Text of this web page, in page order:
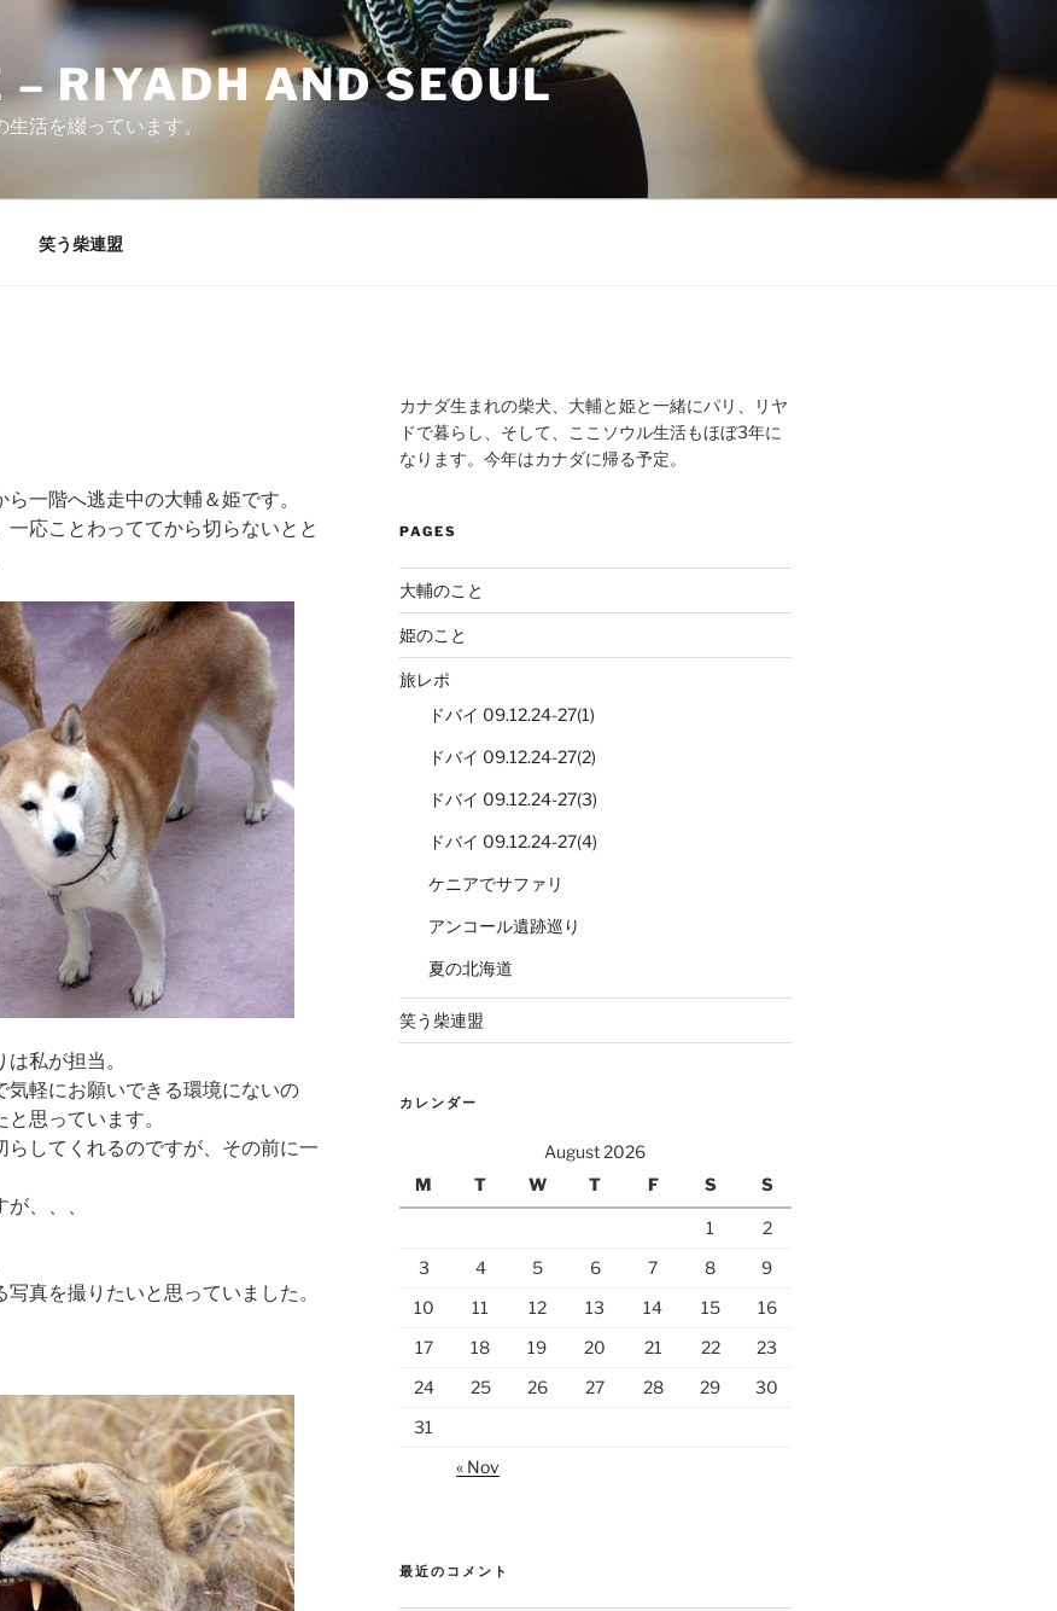
RIYADH AND SEOUL
活を綴っています。
笑う柴連盟
一階へ逃走中の大輔＆姫です。
応ことわっててから切らないとと
私が担当。
気軽にお願いできる環境にないの
思っています。
してくれるのですが、その前に一
、、、
真を撮りたいと思っていました。
カナダ生まれの柴犬、大輔と姫と一緒にパリ、リヤ
ドで暮らし、そして、ここソウル生活もほぼ3年に
なります。今年はカナダに帰る予定。
PAGES
大輔のこと
姫のこと
旅レポ
ドバイ 09.12.24-27(1)
ドバイ 09.12.24-27(2)
ドバイ 09.12.24-27(3)
ドバイ 09.12.24-27(4)
ケニアでサファリ
アンコール遺跡巡り
夏の北海道
笑う柴連盟
カレンダー
August 2026
M
T W T F S S
1
2
3
4 5 6 7 8
9
10
11 12 13 14 15
16
17
18 19 20 21 22
23
24
25 26 27 28 29
30
31
« Nov
最近のコメント